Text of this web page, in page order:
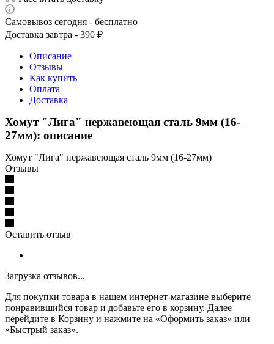
Самовывоз сегодня - бесплатно
Доставка завтра - 390 ₽
Описание
Отзывы
Как купить
Оплата
Доставка
Хомут "Лига" нержавеющая сталь 9мм (16-
27мм): описание
Хомут "Лига" нержавеющая сталь 9мм (16-27мм)
Отзывы
Оставить отзыв
Загрузка отзывов...
Для покупки товара в нашем интернет-магазине выберите
понравившийся товар и добавьте его в корзину. Далее
перейдите в Корзину и нажмите на «Оформить заказ» или
«Быстрый заказ».